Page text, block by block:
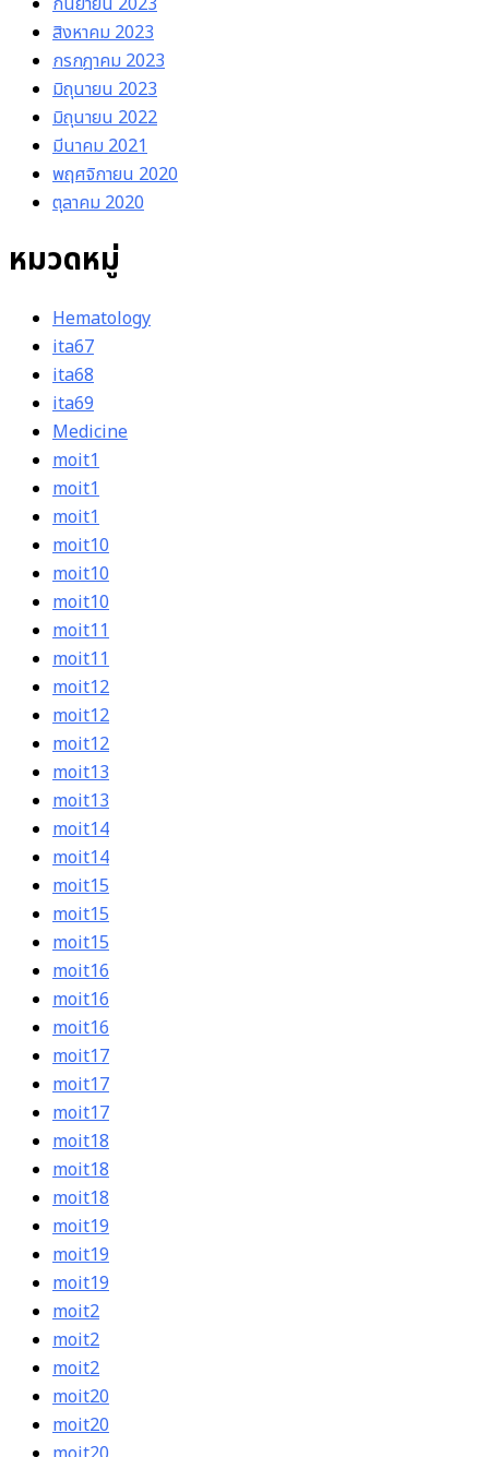
สิงหาคม 2023
กรกฎาคม 2023
มิถุนายน 2023
มิถุนายน 2022
มีนาคม 2021
พฤศจิกายน 2020
ตุลาคม 2020
หมวดหมู่
Hematology
ita67
ita68
ita69
Medicine
moit1
moit1
moit1
moit10
moit10
moit10
moit11
moit11
moit12
moit12
moit12
moit13
moit13
moit14
moit14
moit15
moit15
moit15
moit16
moit16
moit16
moit17
moit17
moit17
moit18
moit18
moit18
moit19
moit19
moit19
moit2
moit2
moit2
moit20
moit20